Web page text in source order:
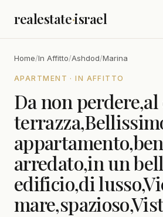
realestate·israel
Home/In Affitto/Ashdod/Marina
APARTMENT · IN AFFITTO
Da non
appartamento,ben
arredato,in un
edificio,di